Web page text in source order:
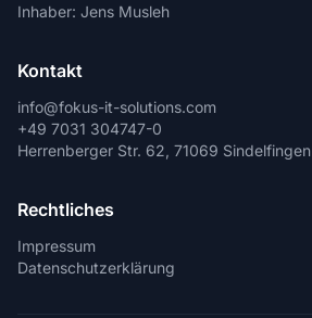
Inhaber: Jens Musleh
Kontakt
info@fokus-it-solutions.com
+49 7031 304747-0
Herrenberger Str. 62, 71069 Sindelfingen
Rechtliches
Impressum
Datenschutzerklärung